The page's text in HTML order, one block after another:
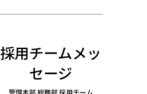
採用チームメッ
セージ